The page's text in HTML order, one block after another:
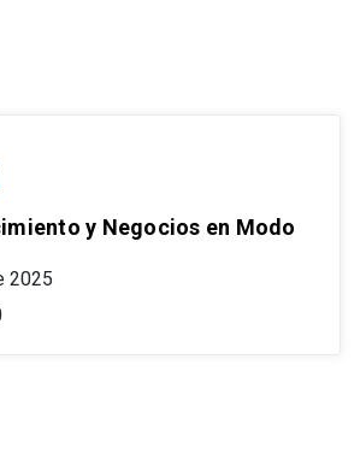
y Negocios en Modo
2025